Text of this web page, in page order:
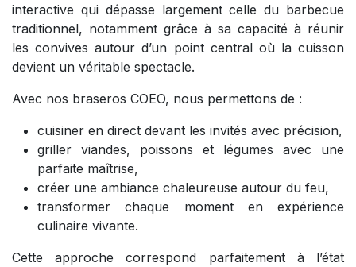
interactive qui dépasse largement celle du barbecue
traditionnel, notamment grâce à sa capacité à réunir
les convives autour d’un point central où la cuisson
devient un véritable spectacle.
Avec nos braseros COEO, nous permettons de :
cuisiner en direct devant les invités avec précision,
griller viandes, poissons et légumes avec une
parfaite maîtrise,
créer une ambiance chaleureuse autour du feu,
transformer chaque moment en expérience
culinaire vivante.
Cette approche correspond parfaitement à l’état